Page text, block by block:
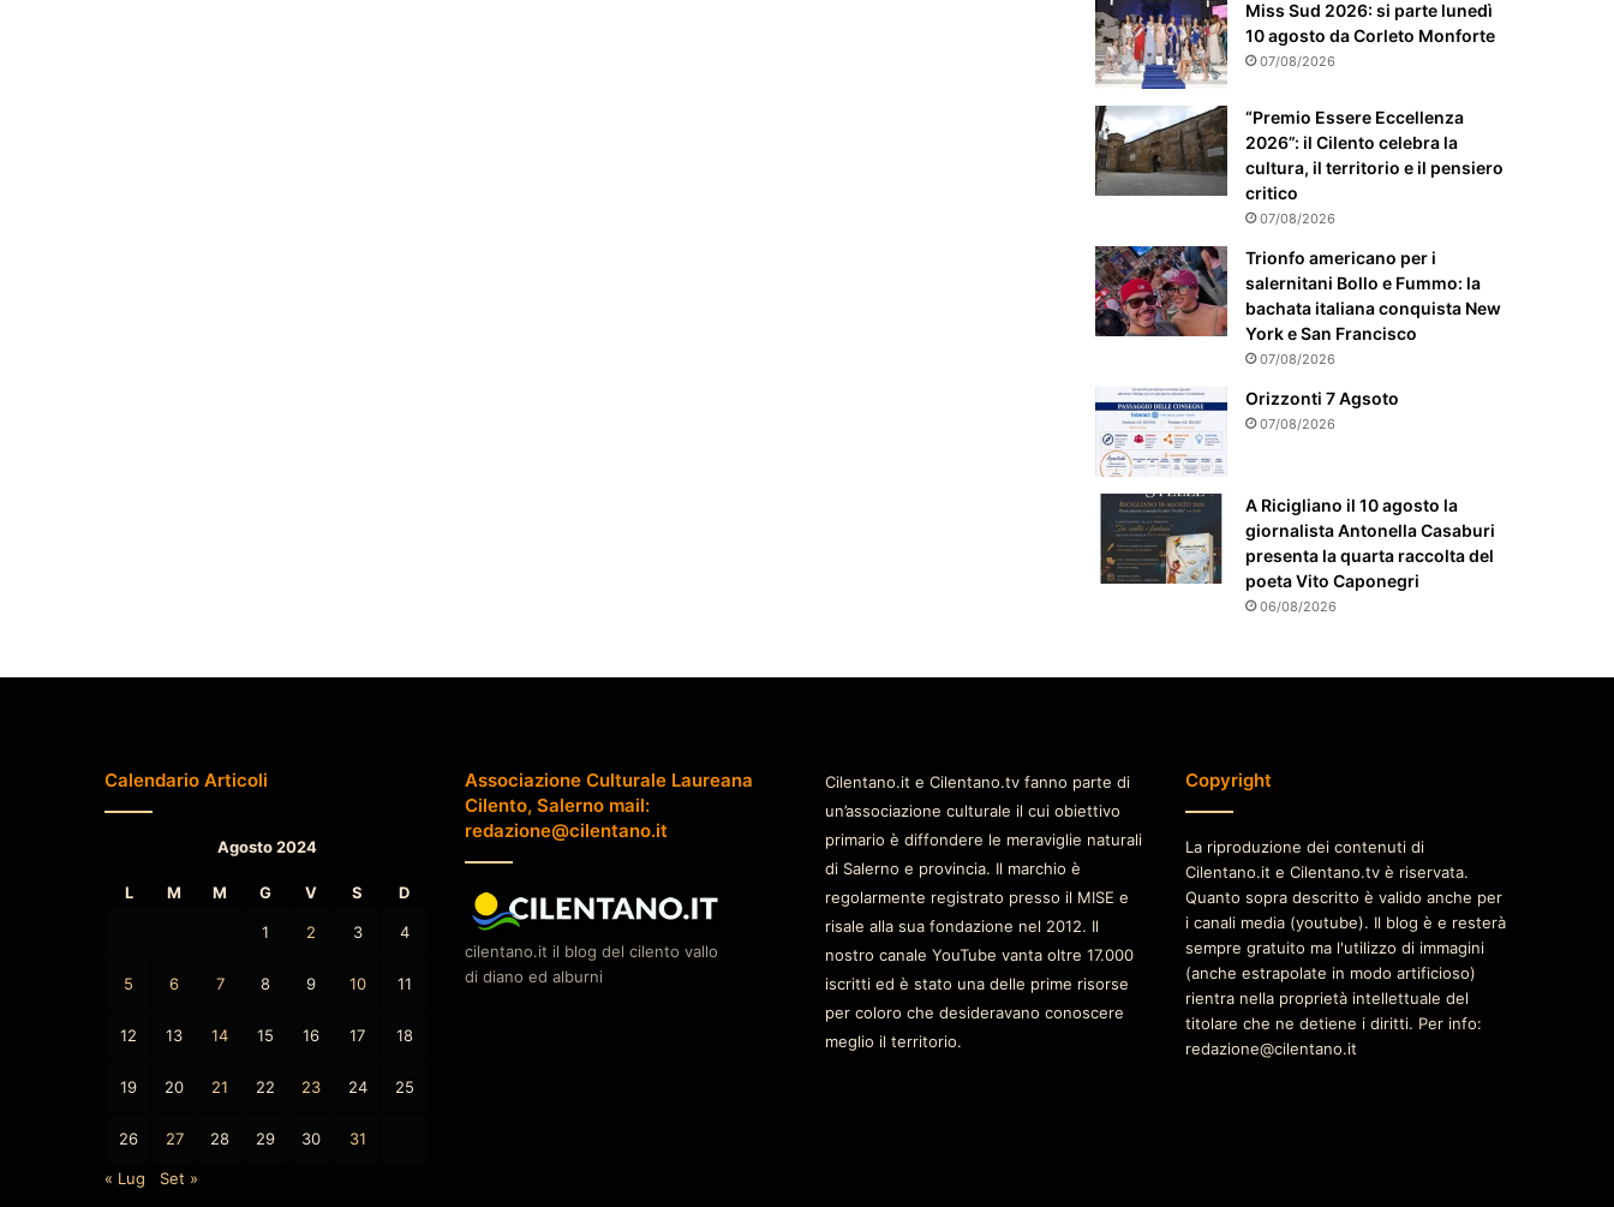
c
o
l
a
r
m
e
n
a
t
t
e
z
i
o
n
Miss Sud 2026: si parte lunedì
10 agosto da Corleto Monforte
07/08/2026
“Premio Essere Eccellenza
2026”: il Cilento celebra la
cultura, il territorio e il pensiero
critico
07/08/2026
Trionfo americano per i
salernitani Bollo e Fummo: la
bachata italiana conquista New
York e San Francisco
07/08/2026
Orizzonti 7 Agsoto
07/08/2026
A Ricigliano il 10 agosto la
giornalista Antonella Casaburi
presenta la quarta raccolta del
poeta Vito Caponegri
06/08/2026
Calendario Articoli
Agosto 2024
L M M G V S D
1 2 3 4
5 6 7 8 9 10 11
12 13 14 15 16 17 18
19 20 21 22 23 24 25
26 27 28 29 30 31
« Lug Set »
Associazione Culturale Laureana
Cilento, Salerno mail:
redazione@cilentano.it
cilentano.it il blog del cilento vallo
di diano ed alburni
Cilentano.it e Cilentano.tv fanno parte di
un’associazione culturale il cui obiettivo
primario è diffondere le meraviglie naturali
di Salerno e provincia. Il marchio è
regolarmente registrato presso il MISE e
risale alla sua fondazione nel 2012. Il
nostro canale YouTube vanta oltre 17.000
iscritti ed è stato una delle prime risorse
per coloro che desideravano conoscere
meglio il territorio.
Copyright
La riproduzione dei contenuti di
Cilentano.it e Cilentano.tv è riservata.
Quanto sopra descritto è valido anche per
i canali media (youtube). Il blog è e resterà
sempre gratuito ma l'utilizzo di immagini
(anche estrapolate in modo artificioso)
rientra nella proprietà intellettuale del
titolare che ne detiene i diritti. Per info:
redazione@cilentano.it